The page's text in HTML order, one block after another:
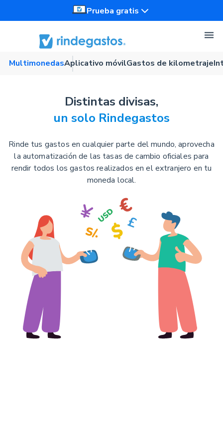
Prueba gratis
MultimonedasAplicativo móvilGastos de kilometraje
Distintas divisas,
un solo Rindegastos
Rinde tus gastos en cualquier parte del mundo, aprovecha
la automatización de las tasas de cambio oficiales para
rendir todos los gastos realizados en el extranjero en tu
moneda local.